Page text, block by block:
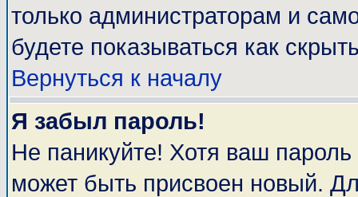
только администраторам и
будете показываться как
Вернуться к началу
Я забыл пароль!
Не паникуйте! Хотя ваш
может быть присвоен новый.